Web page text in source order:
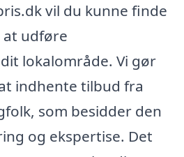
vil du kunne finde
udføre
lokalområde. Vi gør
indhente tilbud fra
som besidder den
og ekspertise. Det